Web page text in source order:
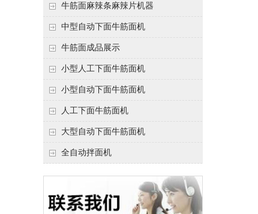
牛筋面麻辣条麻辣片机器
中型自动下面牛筋面机
牛筋面成品展示
小型人工下面牛筋面机
小型自动下面牛筋面机
人工下面牛筋面机
大型自动下面牛筋面机
全自动拌面机